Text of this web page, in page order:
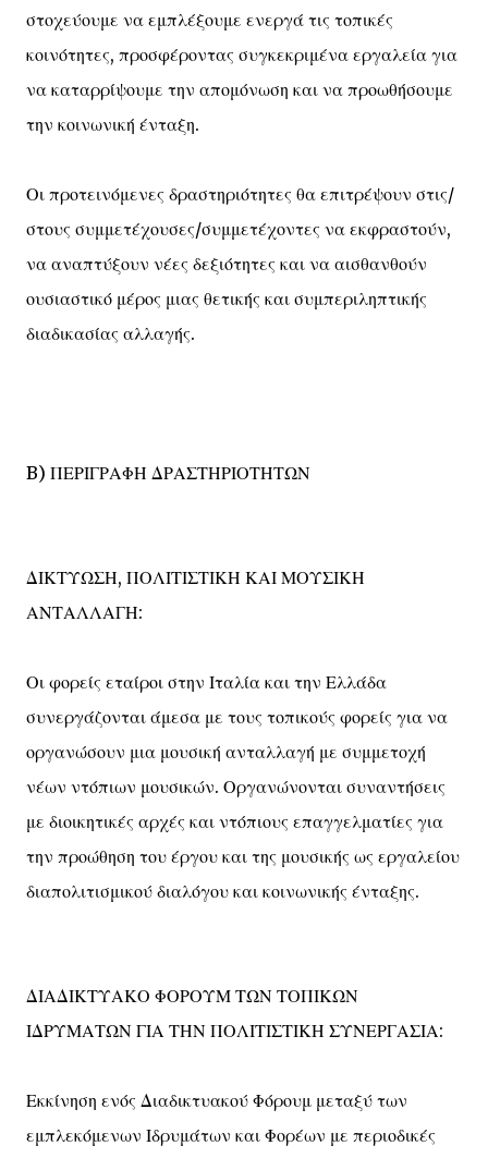
στοχεύουμε να εμπλέξουμε ενεργά τις τοπικές
κοινότητες, προσφέροντας συγκεκριμένα εργαλεία για
να καταρρίψουμε την απομόνωση και να προωθήσουμε
την κοινωνική ένταξη.
Οι προτεινόμενες δραστηριότητες θα επιτρέψουν στις/
στους συμμετέχουσες/συμμετέχοντες να εκφραστούν,
να αναπτύξουν νέες δεξιότητες και να αισθανθούν
ουσιαστικό μέρος μιας θετικής και συμπεριληπτικής
διαδικασίας αλλαγής.
B) ΠΕΡΙΓΡΑΦΗ ΔΡΑΣΤΗΡΙΟΤΗΤΩΝ
ΔΙΚΤΥΩΣΗ, ΠΟΛΙΤΙΣΤΙΚΗ ΚΑΙ ΜΟΥΣΙΚΗ
ΑΝΤΑΛΛΑΓΗ:
Οι φορείς εταίροι στην Ιταλία και την Ελλάδα
συνεργάζονται άμεσα με τους τοπικούς φορείς για να
οργανώσουν μια μουσική ανταλλαγή με συμμετοχή
νέων ντόπιων μουσικών. Οργανώνονται συναντήσεις
με διοικητικές αρχές και ντόπιους επαγγελματίες για
την προώθηση του έργου και της μουσικής ως εργαλείου
διαπολιτισμικού διαλόγου και κοινωνικής ένταξης.
ΔΙΑΔΙΚΤΥΑΚΟ ΦΟΡΟΥΜ ΤΩΝ ΤΟΠΙΚΩΝ
ΙΔΡΥΜΑΤΩΝ ΓΙΑ ΤΗΝ ΠΟΛΙΤΙΣΤΙΚΗ ΣΥΝΕΡΓΑΣΙΑ:
Εκκίνηση ενός Διαδικτυακού Φόρουμ μεταξύ των
εμπλεκόμενων Ιδρυμάτων και Φορέων με περιοδικές